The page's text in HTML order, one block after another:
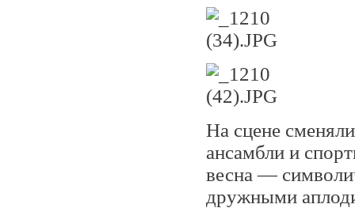
На сцене
ансамбли и
весна —
дружными